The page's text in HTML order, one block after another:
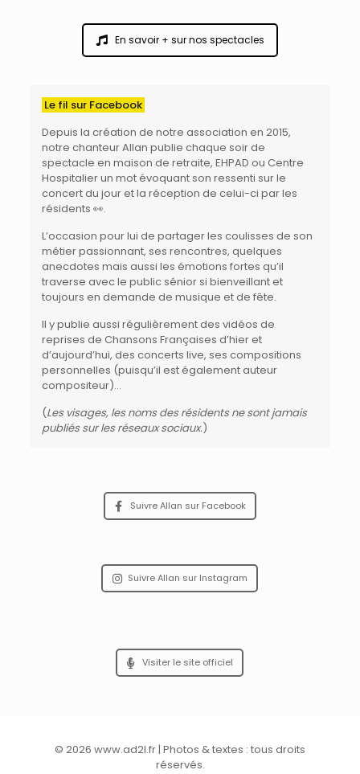
En savoir + sur nos spectacles
Le fil sur Facebook
Depuis la création de notre association en 2015,
notre chanteurAllan publie chaque soir de
spectacle en maison de retraite, EHPAD ou Centre
Hospitalierun mot évoquant son ressenti sur le
concert du jour et la réception de celui-ci par les
résidents 👀.
L’occasion pour lui de partager les coulisses de son
métier passionnant, ses rencontres, quelques
anecdotes mais aussi les émotions fortes qu’il
traverse avec le public sénior si bienveillant et
toujours en demande de musique et de fête.
Il y publie aussi régulièrement des vidéos de
reprises de Chansons Françaises d’hier et
d’aujourd’hui, des concerts live, ses compositions
personnelles (puisqu’il est également auteur
compositeur)…
(Les visages, les noms des résidents ne sont jamais
publiés sur les réseaux sociaux.)
Suivre Allan sur Facebook
Suivre Allan sur Instagram
Visiter le site officiel
© 2026 www.ad2l.fr | Photos & textes : tous droits
réservés.